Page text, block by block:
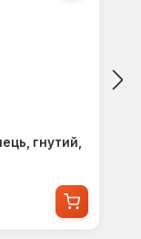
гнутий,